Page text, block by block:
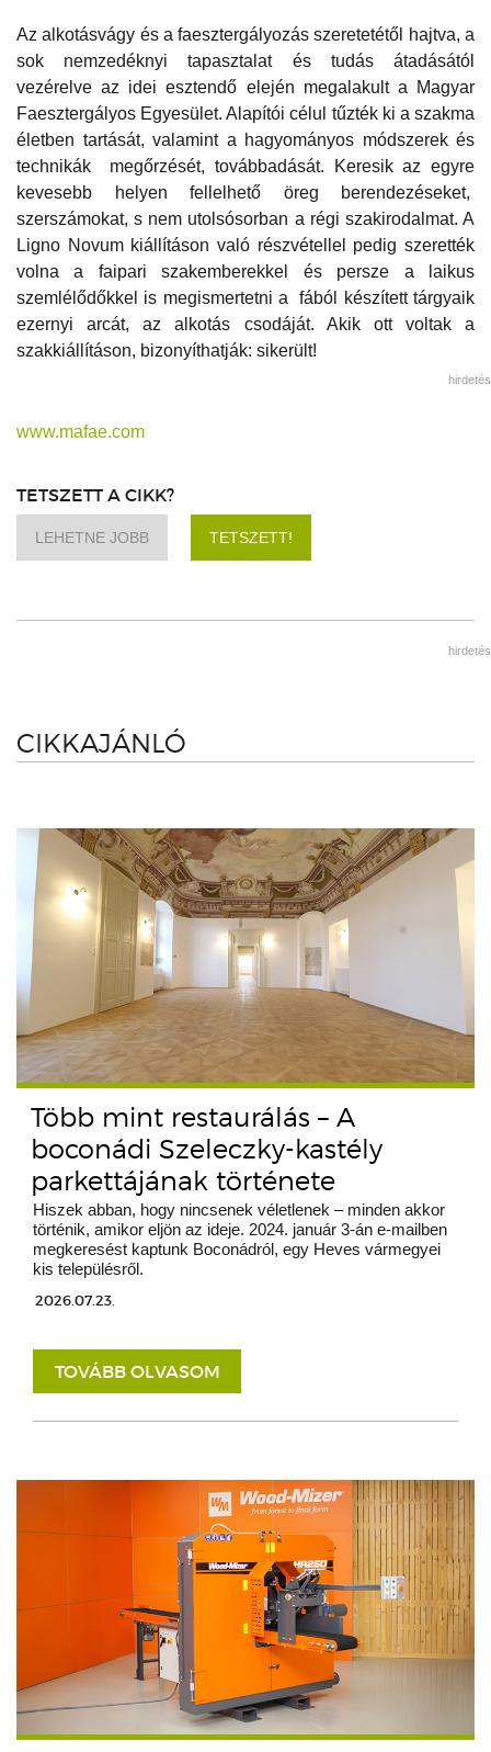
Az alkotásvágy és a faesztergályozás szeretetétől hajtva, a
sok nemzedéknyi tapasztalat és tudás átadásától
vezérelve az idei esztendő elején megalakult a Magyar
Faesztergályos Egyesület. Alapítói célul tűzték ki a szakma
életben tartását, valamint a hagyományos módszerek és
technikák megőrzését, továbbadását. Keresik az egyre
kevesebb helyen fellelhető öreg berendezéseket,
szerszámokat, s nem utolsósorban a régi szakirodalmat. A
Ligno Novum kiállításon való részvétellel pedig szerették
volna a faipari szakemberekkel és persze a laikus
szemlélődőkkel is megismertetni a fából készített tárgyaik
ezernyi arcát, az alkotás csodáját. Akik ott voltak a
szakkiállításon, bizonyíthatják: sikerült!
hirdetés
www.mafae.com
TETSZETT A CIKK?
LEHETNE JOBB TETSZETT!
hirdetés
CIKKAJÁNLÓ
Több mint restaurálás – A
boconádi Szeleczky-kastély
parkettájának története
Hiszek abban, hogy nincsenek véletlenek – minden akkor
történik, amikor eljön az ideje. 2024. január 3-án e-mailben
megkeresést kaptunk Boconádról, egy Heves vármegyei
kis településről.
2026.07.23.
TOVÁBB OLVASOM